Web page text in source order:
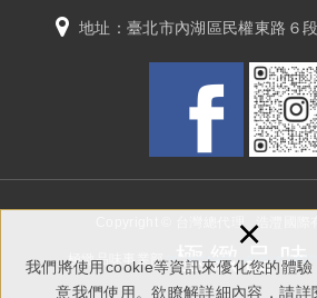
我們將使用cookie等資訊來優化您的體
意我們使用。欲瞭解詳細內容，請詳
×
地址： 臺北市內湖區民權東路６
Copyright © 台灣總代理 浩灃國際
極緻品味事業部